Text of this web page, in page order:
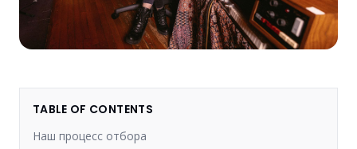
TABLE OF CONTENTS
Наш процесс отбора